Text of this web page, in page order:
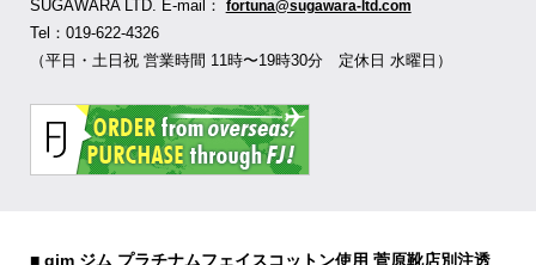
SUGAWARA LTD. E-mail： fortuna@sugawara-ltd.com
Tel：019-622-4326
（平日・土日祝 営業時間 11時〜19時30分 定休日 水曜日）
■ gim ジム プラチナムフェイスコットン使用 菅原靴店別注透